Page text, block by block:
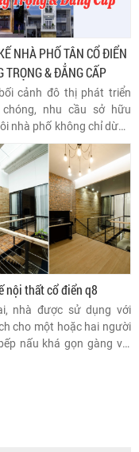
NHÀ PHỐ TÂN CỔ ĐIỂN
TRỌNG & ĐẲNG CẤP
cảnh đô thị phát triển
chóng, nhu cầu sở hữu
nhà phố không chỉ dừng
tiện nghi mà còn phải thể
phong cách sống riêng
chủ. Một trong những
cách kiến trúc được ưa
nhất hiện nay chính là tân
– sự giao thoa tinh tế
sang trọng cổ điển và sự
phóng khoáng.
nội thất cổ điển q8
nhà được sử dụng với
cho một hoặc hai người
nấu khá gọn gàng với